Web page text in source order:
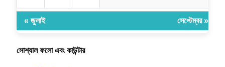
« জুলাই সেপ্টেম্বর »
সোশ্যাল ফলো এবং কাউন্টার